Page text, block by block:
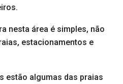
nesta área é simples, não
estacionamentos e
estão algumas das praias